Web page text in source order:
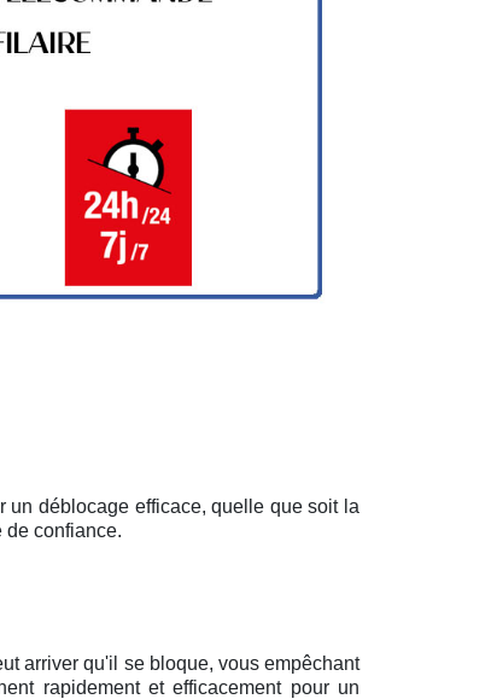
un déblocage efficace, quelle que soit la
de confiance.
arriver qu'il se bloque, vous empêchant
rapidement et efficacement pour un